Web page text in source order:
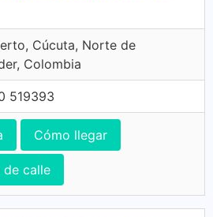
Cúcuta, Norte de
Colombia
519393
Cómo llegar
de calle